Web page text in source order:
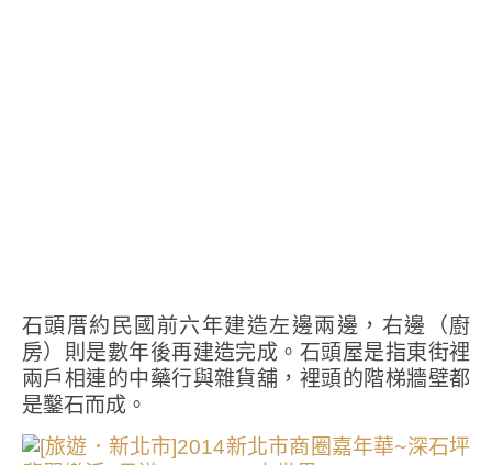
石頭厝約民國前六年建造左邊兩邊，右邊（廚
房）則是數年後再建造完成。石頭屋是指東街裡
兩戶相連的中藥行與雜貨舖，裡頭的階梯牆壁都
是鑿石而成。